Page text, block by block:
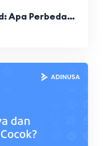
Kubernetes vs Nomad: Apa Perbedaannya dan Mana yang Lebih Tepat?